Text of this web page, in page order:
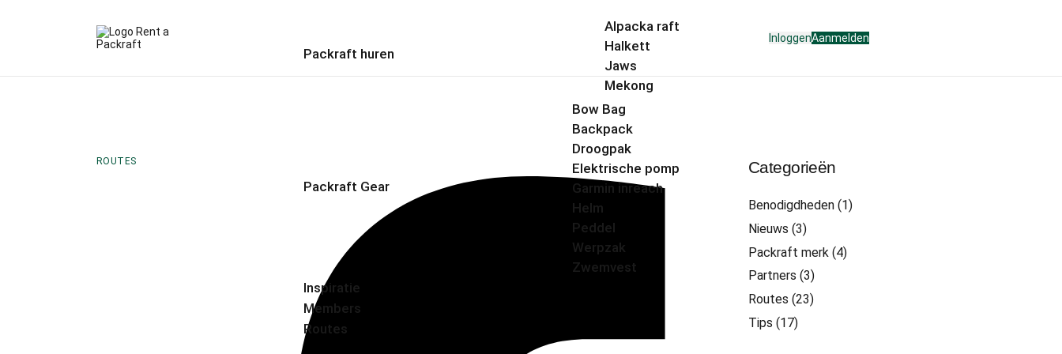
Packraft huren
Alpacka raft
Halkett
Jaws
Mekong
Packraft Gear
Bow Bag
Backpack
Droogpak
Elektrische pomp
Garmin inreach
Helm
Peddel
Werpzak
Zwemvest
Inspiratie
Members
Routes
InloggenAanmelden
ROUTES Categorieën
Benodigdheden (1)
Nieuws (3)
Packraft merk (4)
Partners (3)
Routes (23)
Tips (17)